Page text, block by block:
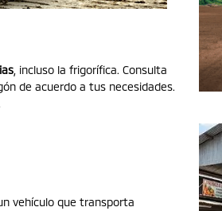
, incluso la frigorífica. Consulta
de acuerdo a tus necesidades.
vehículo que transporta